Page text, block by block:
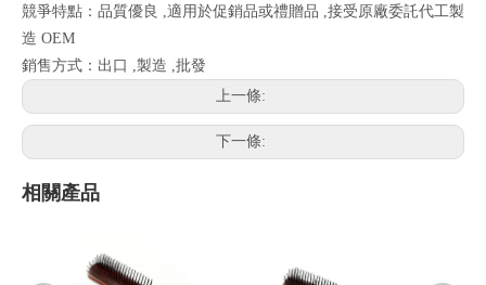
競爭特點：品質優良 ,適用於促銷品或禮贈品 ,接受原廠委託代工製
造 OEM
銷售方式：出口 ,製造 ,批發
上一條:
下一條:
相關產品